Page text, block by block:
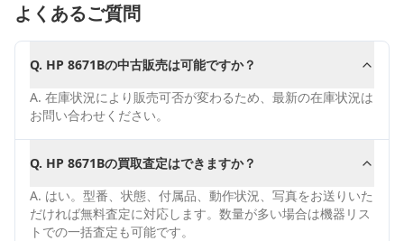
よくあるご質問
Q. HP 8671Bの中古販売は可能ですか？
A. 在庫状況により販売可否が変わるため、最新の在庫状況は
お問い合わせください。
Q. HP 8671Bの買取査定はできますか？
A. はい。型番、状態、付属品、動作状況、写真をお送りいた
だければ無料査定に対応します。数量が多い場合は機器リス
トでの一括査定も可能です。